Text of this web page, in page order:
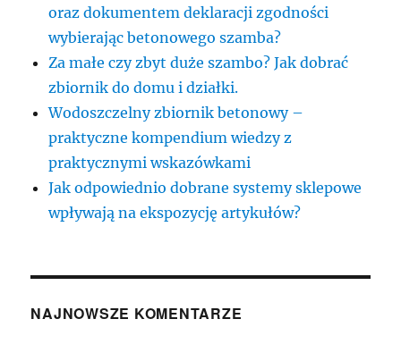
oraz dokumentem deklaracji zgodności
wybierając betonowego szamba?
Za małe czy zbyt duże szambo? Jak dobrać
zbiornik do domu i działki.
Wodoszczelny zbiornik betonowy –
praktyczne kompendium wiedzy z
praktycznymi wskazówkami
Jak odpowiednio dobrane systemy sklepowe
wpływają na ekspozycję artykułów?
NAJNOWSZE KOMENTARZE